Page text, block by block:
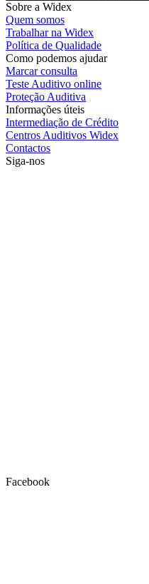
Sobre a Widex
Quem somos
Trabalhar na Widex
Política de Qualidade
Como podemos ajudar
Marcar consulta
Teste Auditivo online
Proteção Auditiva
Informações úteis
Intermediação de Crédito
Centros Auditivos Widex
Contactos
Siga-nos
Facebook